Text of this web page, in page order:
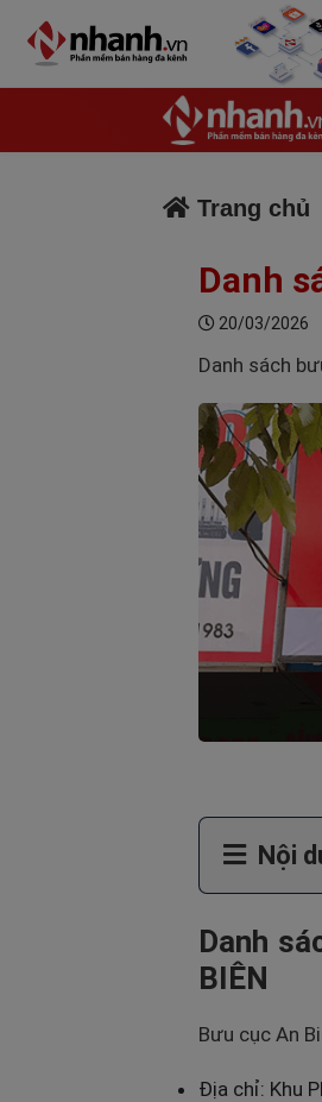
Trang chủ
Danh
20/03/2026
Danh sách
Nội
Danh
BIÊN
Bưu cục An
Địa chỉ: Khu